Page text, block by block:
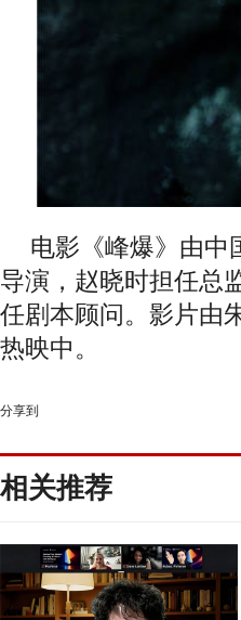
电影《峰爆》由中
导演，赵晓时担任总
任剧本顾问。影片由
热映中。
分享到
相关推荐